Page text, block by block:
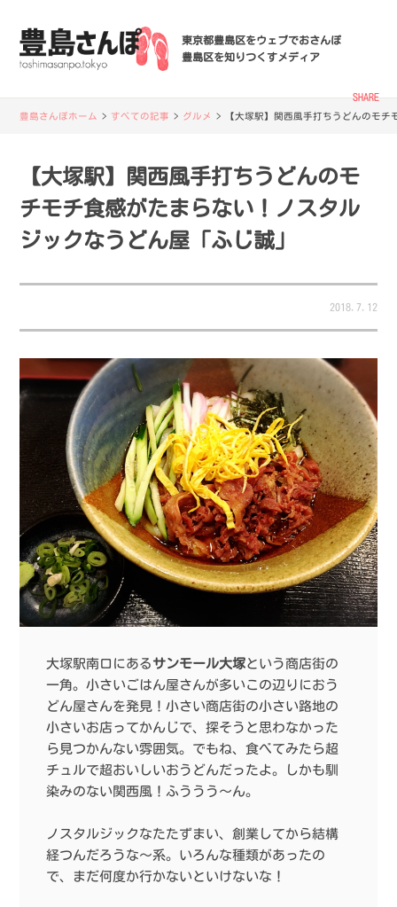
東京都豊島区をウェブでおさんぽ
豊島区を知りつくすメディア
豊島さんぽホーム > すべての記事 > グルメ > 【大塚駅】関西風手打ちうどんのモ
SHARE
【大塚駅】関西風手打ちうどんのモ
チモチ食感がたまらない！ノスタル
ジックなうどん屋「ふじ誠」
2018.7.12
大塚駅南口にある サンモール大塚という商店街の
一角。小さいごはん屋さんが多いこの辺りにおう
どん屋さんを発見！小さい商店街の小さい路地の
小さいお店ってかんじで、探そうと思わなかった
ら見つかんない雰囲気。でもね、食べてみたら超
チュルで超おいしいおうどんだったよ。しかも馴
染みのない関西風！ふううう〜ん。
ノスタルジックなたたずまい、創業してから結構
経つんだろうな〜系。いろんな種類があったの
で、まだ何度か行かないといけないな！